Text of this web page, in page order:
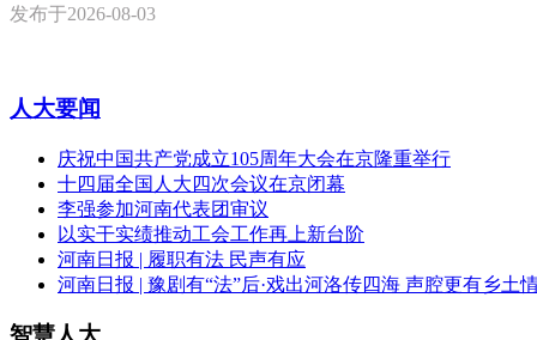
发布于2026-08-03
人大要闻
庆祝中国共产党成立105周年大会在京隆重举行
十四届全国人大四次会议在京闭幕
李强参加河南代表团审议
以实干实绩推动工会工作再上新台阶
河南日报 | 履职有法 民声有应
河南日报 | 豫剧有“法”后·戏出河洛传四海 声腔更有乡土
智慧人大